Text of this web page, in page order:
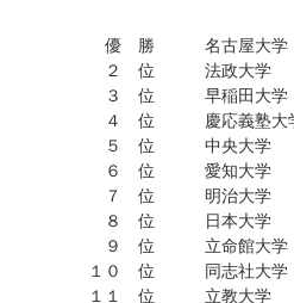
優 勝 名古屋大学
２ 位 法政大学
３ 位 早稲田大学
４ 位 慶応義塾大
５ 位 中央大学
６ 位 愛知大学
７ 位 明治大学
８ 位 日本大学
９ 位 立命館大学
１０ 位 同志社大学
１１ 位 立教大学